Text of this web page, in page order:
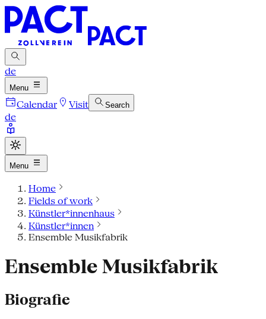
de
Menu
Calendar Visit Search
de
Menu
Home
Fields of work
Künstler*innenhaus
Künstler*innen
Ensemble Musikfabrik
Ensemble Musikfabrik
Biografie